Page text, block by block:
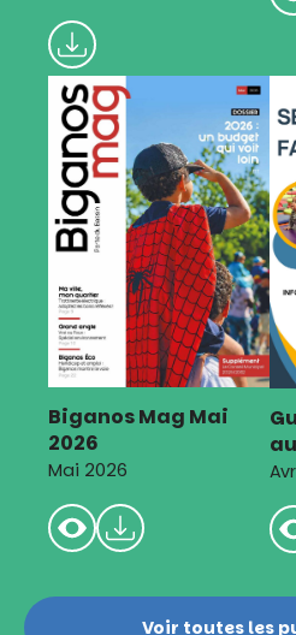
Biganos Mag Mai
2026
Mai 2026
Voir toutes les